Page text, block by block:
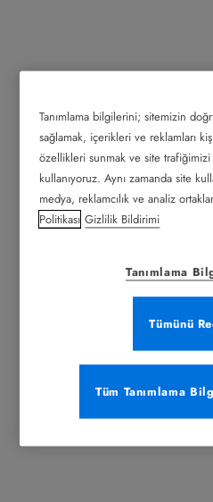
Tanımlama bilgilerini; sitemizin
sağlamak, içerikleri ve reklamları
özellikleri sunmak ve site
kullanıyoruz. Aynı zamanda site
medya, reklamcılık ve analiz
Politikası Gizlilik Bildirimi
Tanımlama
Tümünü
Tüm Tanımlama